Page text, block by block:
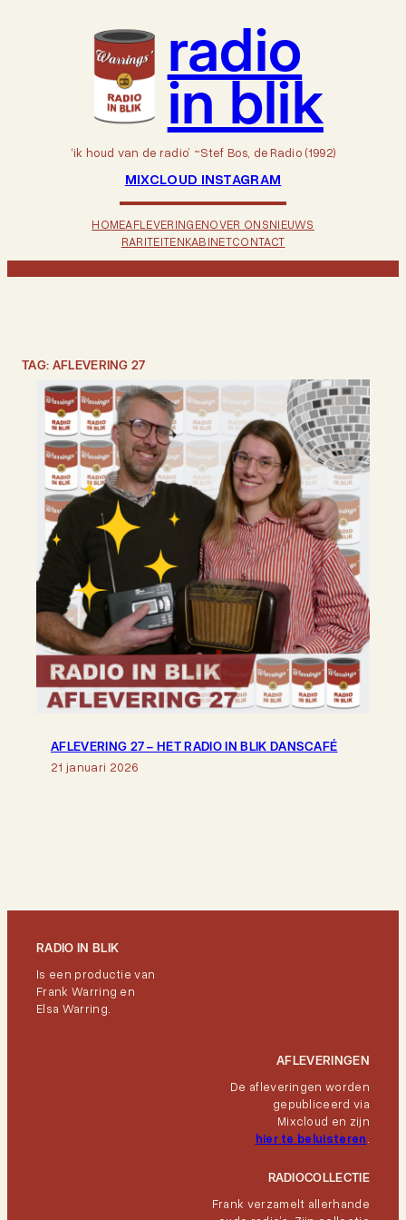
radio
in blik
‘ik houd van de radio’ ~Stef Bos, de Radio (1992)
MIXCLOUD INSTAGRAM
HOMEAFLEVERINGENOVER ONSNIEUWS
RARITEITENKABINETCONTACT
TAG: AFLEVERING 27
AFLEVERING 27 – HET RADIO IN BLIK DANSCAFÉ
21 januari 2026
RADIO IN BLIK
Is een productie van
Frank Warring en
Elsa Warring.
AFLEVERINGEN
De afleveringen worden
gepubliceerd via
Mixcloud en zijn
hier te beluisteren.
RADIOCOLLECTIE
Frank verzamelt allerhande